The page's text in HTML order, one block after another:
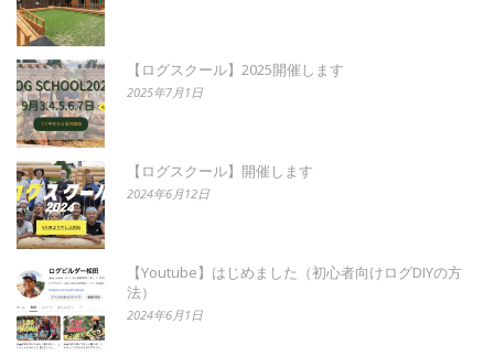
【ログスクール】2025開催します
2025年7月1日
【ログスクール】開催します
2024年6月12日
【Youtube】はじめました（初心者向けログDIYの方
法）
2024年6月1日